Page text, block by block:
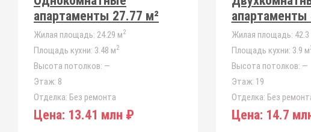
апартаменты 27.77 м²
Жилая площадь: 24.29 м2
Площадь кухни: 3.48 м2
Высота потолков: —
Этаж: 8
Отделка: Без ремонта
Цена: 13.41 млн ₽
апартаменты
Жилая площадь:
Площадь кухни: 3.9 м
Высота потолков: —
Этаж: 19
Отделка: Без
Цена: 14.7